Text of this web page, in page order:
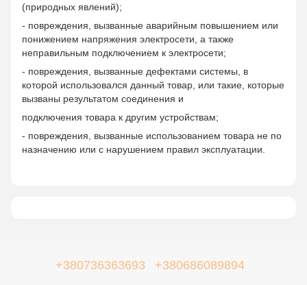
(природных явлений);
- повреждения, вызванные аварийным повышением или
понижением напряжения электросети, а также
неправильным подключением к электросети;
- повреждения, вызванные дефектами системы, в
которой использовался данный товар, или такие, которые
вызваны результатом соединения и
подключения товара к другим устройствам;
- повреждения, вызванные использованием товара не по
назначению или с нарушением правил эксплуатации.
+380736363693 +380686089894